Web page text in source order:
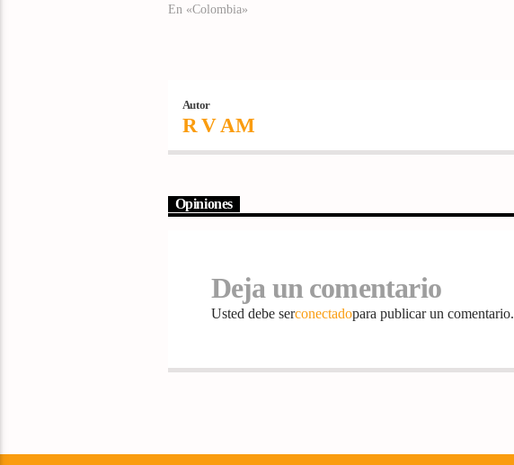
En «Colombia»
Autor
R V AM
Opiniones
Deja un comentario
Usted debe serconectadopara publicar un comentario.